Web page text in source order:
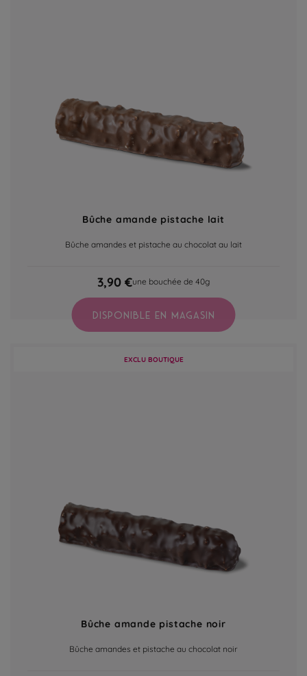
Bûche amande pistache lait
Bûche amandes et pistache au chocolat au lait
3,90 €une bouchée de 40g
DISPONIBLE EN MAGASIN
EXCLU BOUTIQUE
Bûche amande pistache noir
Bûche amandes et pistache au chocolat noir